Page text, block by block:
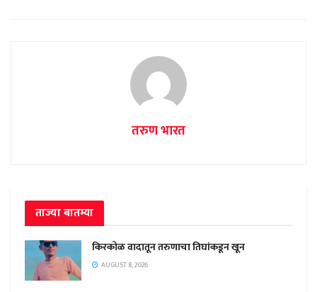
तरुण भारत
ताज्या बातम्या
किरकोळ वादातून तरुणाचा तिघांकडून खून
AUGUST 8, 2026